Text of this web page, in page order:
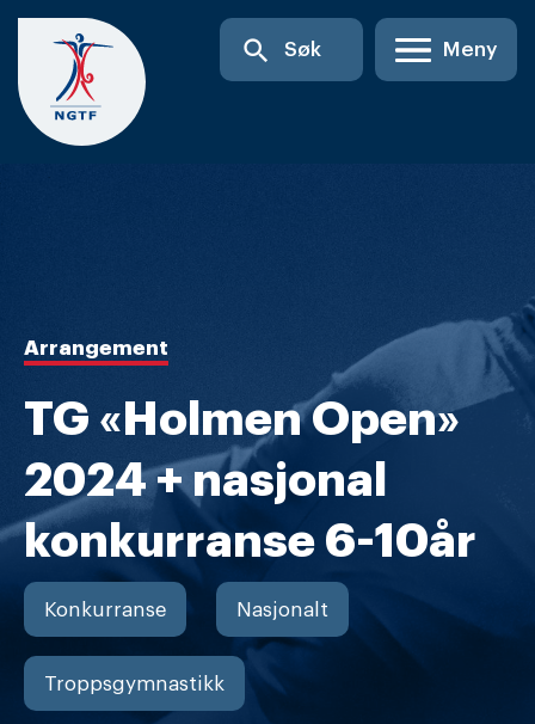
Skip
content
search Søk Meny
Arrangement
TG «Holmen Open»
2024 + nasjonal
konkurranse 6-10år
Konkurranse Nasjonalt
Troppsgymnastikk